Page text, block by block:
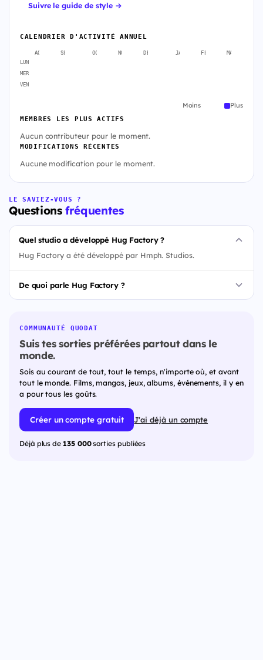
Suivre le guide de style →
CALENDRIER D'ACTIVITÉ ANNUEL
AOÛT SEPT. OCT. NOV. DÉC. JANV. FÉVR. MARS
LUN
MER
VEN
Moins Plus
MEMBRES LES PLUS ACTIFS
Aucun contributeur pour le moment.
MODIFICATIONS RÉCENTES
Aucune modification pour le moment.
LE SAVIEZ-VOUS ?
Questionsfréquentes
Quel studio a développé Hug Factory ?
Hug Factory a été développé par Hmph. Studios.
De quoi parle Hug Factory ?
COMMUNAUTÉ QUODAT
Suis tes sorties préférées partout dans le
monde.
Sois au courant de tout, tout le temps, n'importe où, et avant
tout le monde. Films, mangas, jeux, albums, événements, il y en
a pour tous les goûts.
Créer un compte gratuit J'ai déjà un compte
Déjà plus de 135 000sorties publiées